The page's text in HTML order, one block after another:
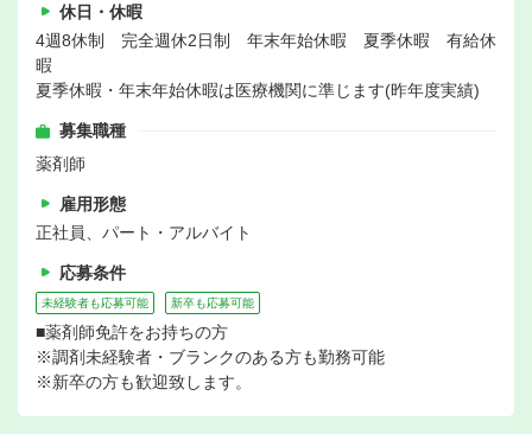
休日・休暇
4週8休制 完全週休2日制 年末年始休暇 夏季休暇 有給休
暇
夏季休暇・年末年始休暇は医療機関に準じます(昨年度実績)
募集職種
薬剤師
雇用形態
正社員、パート・アルバイト
応募条件
未経験者も応募可能 新卒も応募可能
■薬剤師免許をお持ちの方
※調剤未経験者・ブランクのある方も勤務可能
※新卒の方も歓迎致します。